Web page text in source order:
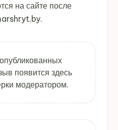
на сайте после
появится здесь
модератором.